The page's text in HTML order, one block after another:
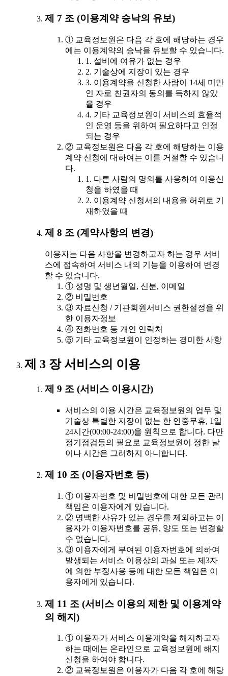
제 7 조 (이용계약 승낙의 유보)
① 교육정보원은 다음 각 호에 해당하는 경우
에는 이용계약의 승낙을 유보할 수 있습니다.
1. 설비에 여유가 없는 경우
2. 기술상에 지장이 있는 경우
3. 이용계약을 신청한 사람이 14세 미만
인 자로 친권자의 동의를 득하지 않았
을 경우
4. 기타 교육정보원이 서비스의 효율적
인 운영 등을 위하여 필요하다고 인정
되는 경우
② 교육정보원은 다음 각 호에 해당하는 이용
계약 신청에 대하여는 이를 거절할 수 있습니
다.
1. 다른 사람의 명의를 사용하여 이용신
청을 하였을 때
2. 이용계약 신청서의 내용을 허위로 기
재하였을 때
제 8 조 (계약사항의 변경)
이용자는 다음 사항을 변경하고자 하는 경우 서비
스에 접속하여 서비스 내의 기능을 이용하여 변경
할 수 있습니다.
① 성명 및 생년월일, 신분, 이메일
② 비밀번호
③ 자료신청 / 기관회원서비스 권한설정을 위
한 이용자정보
④ 전화번호 등 개인 연락처
⑤ 기타 교육정보원이 인정하는 경미한 사항
제 3 장 서비스의 이용
제 9 조 (서비스 이용시간)
서비스의 이용 시간은 교육정보원의 업무 및
기술상 특별한 지장이 없는 한 연중무휴, 1일
24시간(00:00-24:00)을 원칙으로 합니다. 다만
정기점검등의 필요로 교육정보원이 정한 날
이나 시간은 그러하지 아니합니다.
제 10 조 (이용자번호 등)
① 이용자번호 및 비밀번호에 대한 모든 관리
책임은 이용자에게 있습니다.
② 명백한 사유가 있는 경우를 제외하고는 이
용자가 이용자번호를 공유, 양도 또는 변경할
수 없습니다.
③ 이용자에게 부여된 이용자번호에 의하여
발생되는 서비스 이용상의 과실 또는 제3자
에 의한 부정사용 등에 대한 모든 책임은 이
용자에게 있습니다.
제 11 조 (서비스 이용의 제한 및 이용계약
의 해지)
① 이용자가 서비스 이용계약을 해지하고자
하는 때에는 온라인으로 교육정보원에 해지
신청을 하여야 합니다.
② 교육정보원은 이용자가 다음 각 호에 해당